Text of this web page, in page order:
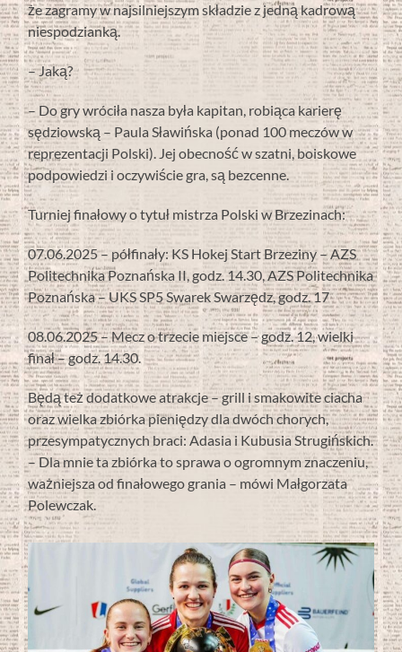
że zagramy w najsilniejszym składzie z jedną kadrową
niespodzianką.
– Jaką?
– Do gry wróciła nasza była kapitan, robiąca karierę
sędziowską – Paula Sławińska (ponad 100 meczów w
reprezentacji Polski). Jej obecność w szatni, boiskowe
podpowiedzi i oczywiście gra, są bezcenne.
Turniej finałowy o tytuł mistrza Polski w Brzezinach:
07.06.2025 – półfinały: KS Hokej Start Brzeziny – AZS
Politechnika Poznańska II, godz. 14.30, AZS Politechnika
Poznańska – UKS SP5 Swarek Swarzędz, godz. 17
08.06.2025 – Mecz o trzecie miejsce – godz. 12, wielki
finał – godz. 14.30.
Będą też dodatkowe atrakcje – grill i smakowite ciacha
oraz wielka zbiórka pieniędzy dla dwóch chorych,
przesympatycznych braci: Adasia i Kubusia Strugińskich.
– Dla mnie ta zbiórka to sprawa o ogromnym znaczeniu,
ważniejsza od finałowego grania – mówi Małgorzata
Polewczak.